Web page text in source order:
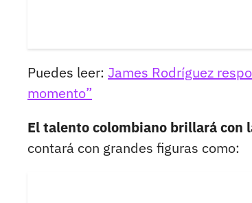
Puedes leer: James Rodríguez
momento”
El talento colombiano brillará con
contará con grandes figuras como: